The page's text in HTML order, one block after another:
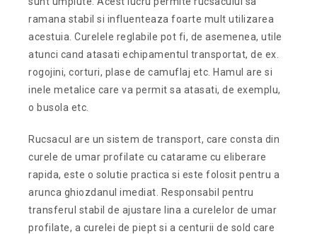
ramana stabil si influenteaza foarte mult utilizarea
acestuia. Curelele reglabile pot fi, de asemenea, utile
atunci cand atasati echipamentul transportat, de ex.
rogojini, corturi, plase de camuflaj etc. Hamul are si
inele metalice care va permit sa atasati, de exemplu,
o busola etc.
Rucsacul are un sistem de transport, care consta din
curele de umar profilate cu catarame cu eliberare
rapida, este o solutie practica si este folosit pentru a
arunca ghiozdanul imediat. Responsabil pentru
transferul stabil de ajustare lina a curelelor de umar
profilate, a curelei de piept si a centurii de sold care